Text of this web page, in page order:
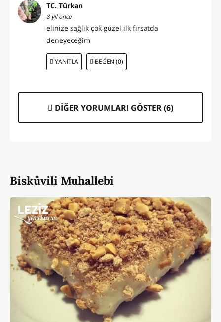
TC. Türkan
8 yıl önce
elinize sağlık çok güzel ilk fırsatda
deneyeceğim
YANITLA BEĞEN (0)
DİĞER YORUMLARI GÖSTER (6)
Bisküvili Muhallebi